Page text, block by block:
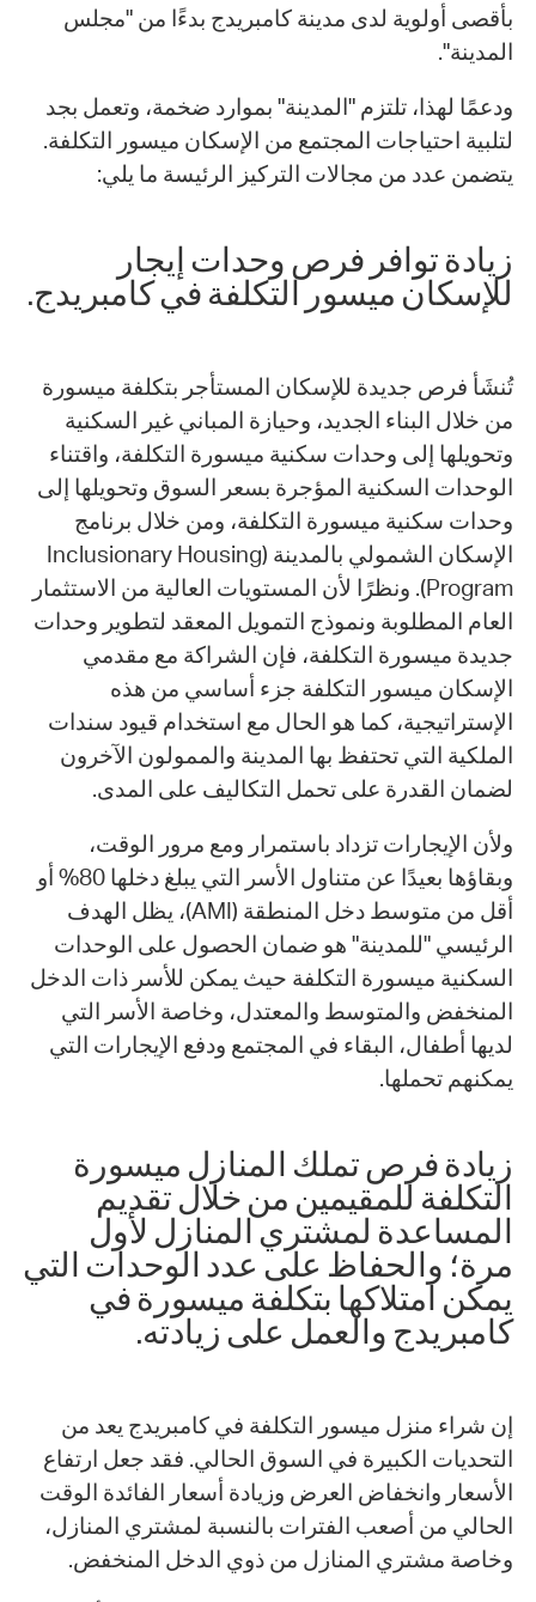
بأقصى أولوية لدى مدينة كامبريدج بدءًا من "مجلس
المدينة".
ودعمًا لهذا، تلتزم "المدينة" بموارد ضخمة، وتعمل بجد
لتلبية احتياجات المجتمع من الإسكان ميسور التكلفة.
يتضمن عدد من مجالات التركيز الرئيسة ما يلي:
زيادة توافر فرص وحدات إيجار
للإسكان ميسور التكلفة في كامبريدج.
تُنشَأ فرص جديدة للإسكان المستأجر بتكلفة ميسورة
من خلال البناء الجديد، وحيازة المباني غير السكنية
وتحويلها إلى وحدات سكنية ميسورة التكلفة، واقتناء
الوحدات السكنية المؤجرة بسعر السوق وتحويلها إلى
وحدات سكنية ميسورة التكلفة، ومن خلال برنامج
الإسكان الشمولي بالمدينة (Inclusionary Housing
Program). ونظرًا لأن المستويات العالية من الاستثمار
العام المطلوبة ونموذج التمويل المعقد لتطوير وحدات
جديدة ميسورة التكلفة، فإن الشراكة مع مقدمي
الإسكان ميسور التكلفة جزء أساسي من هذه
الإستراتيجية، كما هو الحال مع استخدام قيود سندات
الملكية التي تحتفظ بها المدينة والممولون الآخرون
لضمان القدرة على تحمل التكاليف على المدى.
ولأن الإيجارات تزداد باستمرار ومع مرور الوقت،
وبقاؤها بعيدًا عن متناول الأسر التي يبلغ دخلها 80% أو
أقل من متوسط دخل المنطقة (AMI)، يظل الهدف
الرئيسي "للمدينة" هو ضمان الحصول على الوحدات
السكنية ميسورة التكلفة حيث يمكن للأسر ذات الدخل
المنخفض والمتوسط والمعتدل، وخاصة الأسر التي
لديها أطفال، البقاء في المجتمع ودفع الإيجارات التي
يمكنهم تحملها.
زيادة فرص تملك المنازل ميسورة
التكلفة للمقيمين من خلال تقديم
المساعدة لمشتري المنازل لأول
مرة؛ والحفاظ على عدد الوحدات التي
يمكن امتلاكها بتكلفة ميسورة في
كامبريدج والعمل على زيادته.
إن شراء منزل ميسور التكلفة في كامبريدج يعد من
التحديات الكبيرة في السوق الحالي. فقد جعل ارتفاع
الأسعار وانخفاض العرض وزيادة أسعار الفائدة الوقت
الحالي من أصعب الفترات بالنسبة لمشتري المنازل،
وخاصة مشتري المنازل من ذوي الدخل المنخفض.